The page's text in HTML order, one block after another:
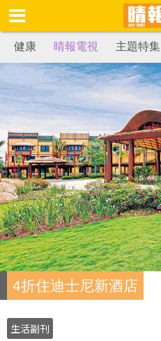
健康 晴報電視 主題特集
4折住迪士尼新酒店
生活副刊